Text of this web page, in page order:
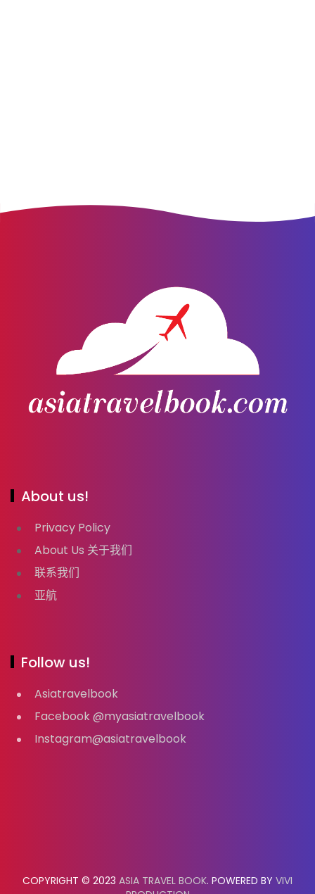
About us!
Privacy Policy
About Us 关于我们
联系我们
亚航
Follow us!
Asiatravelbook
Facebook @myasiatravelbook
Instagram@asiatravelbook
COPYRIGHT © 2023 ASIA TRAVEL BOOK. POWERED BY VIVI